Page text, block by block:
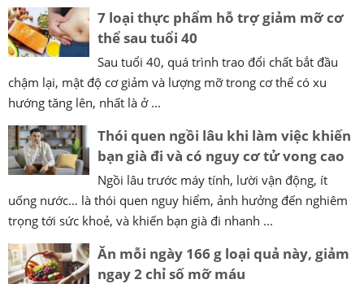
7 loại thực phẩm hỗ trợ giảm mỡ cơ
thể sau tuổi 40
Sau tuổi 40, quá trình trao đổi chất bắt đầu
chậm lại, mật độ cơ giảm và lượng mỡ trong cơ thể có xu
hướng tăng lên, nhất là ở ...
Thói quen ngồi lâu khi làm việc khiến
bạn già đi và có nguy cơ tử vong cao
Ngồi lâu trước máy tính, lười vận động, ít
uống nước… là thói quen nguy hiểm, ảnh hưởng đến nghiêm
trọng tới sức khoẻ, và khiến bạn già đi nhanh ...
Ăn mỗi ngày 166 g loại quả này, giảm
ngay 2 chỉ số mỡ máu